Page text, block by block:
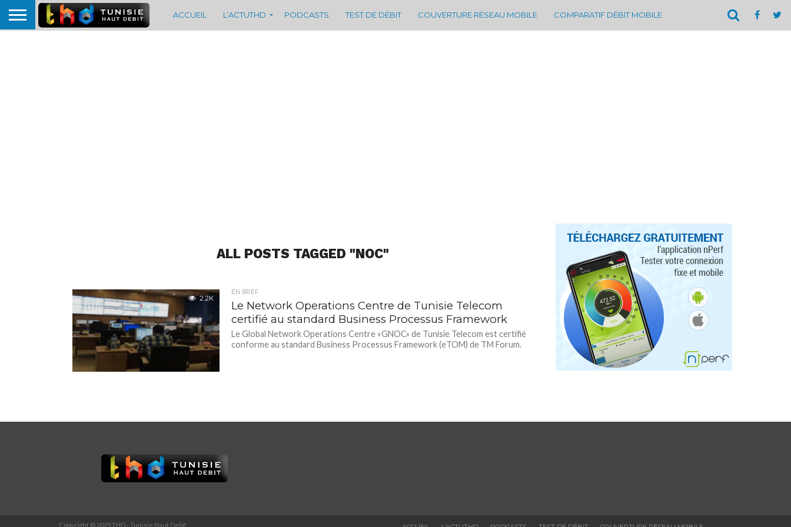
ACCUEIL L’ACTUTHD PODCASTS TEST DE DÉBIT COUVERTURE RÉSEAU MOBILE COMPARATIF DÉBIT MOBILE
ALL POSTS TAGGED "NOC"
2.2K
EN BREF
Le Network Operations Centre de Tunisie Telecom
certifié au standard Business Processus Framework
Le Global Network Operations Centre «GNOC» de Tunisie Telecom est certifié
conforme au standard Business Processus Framework (eTOM) de TM Forum.
Copyright © 2025 THD - Tunisie Haut Debit.